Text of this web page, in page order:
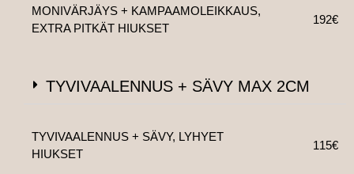
MONIVÄRJÄYS + KAMPAAMOLEIKKAUS,
EXTRA PITKÄT HIUKSET
192€
TYVIVAALENNUS + SÄVY MAX 2CM
TYVIVAALENNUS + SÄVY, LYHYET
HIUKSET
115€